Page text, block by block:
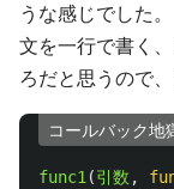
うな感じでした
文を一行で書く
ろだと思うので
コールバック地
func1 (引数 ,